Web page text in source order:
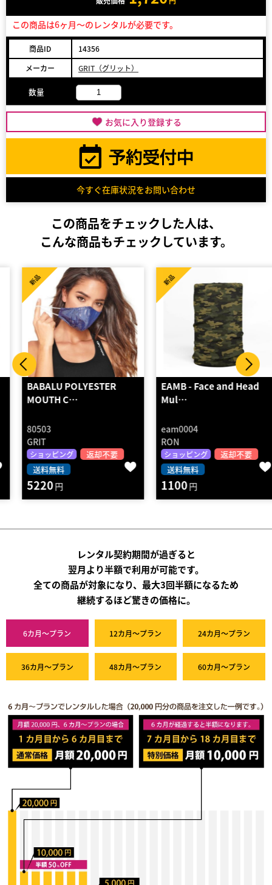
この商品は6ヶ月～のレンタルが必要です。
商品ID
14356
メーカー
GRIT（グリット）
数量
お気に入り登録する
今すぐ在庫状況をお問い合わせ
この商品をチェックした人は、
こんな商品もチェックしています。
BABALU POLYESTER
MOUTH C…
80503
GRIT
ショッピング
返却不要
送料無料
新品
5220円
EAMB - Face and Head
Mul…
eam0004
RON
ショッピング
返却不要
送料無料
新品
1100円
レンタル契約期間が過ぎると
翌月より半額で利用が可能です。
全ての商品が対象になり、最大3回半額になるため
継続するほど驚きの価格に。
6カ月～プラン 12カ月～プラン 24カ月～プラン
36カ月～プラン 48カ月～プラン 60カ月～プラン